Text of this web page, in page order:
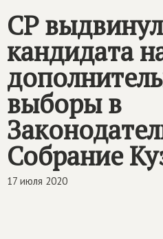
СР
кандидата
выборы в
Собрание
17 июля 2020